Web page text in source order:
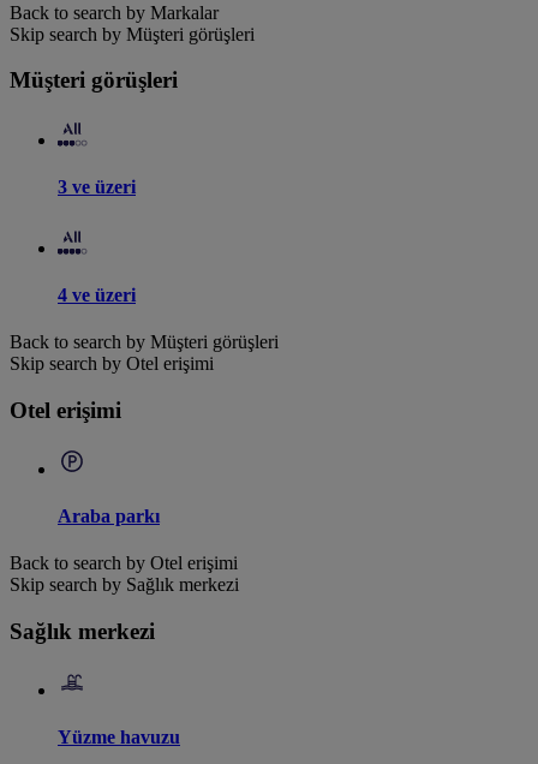
Back to search by Markalar
Skip search by Müşteri görüşleri
Müşteri görüşleri
3 ve üzeri
4 ve üzeri
Back to search by Müşteri görüşleri
Skip search by Otel erişimi
Otel erişimi
Araba parkı
Back to search by Otel erişimi
Skip search by Sağlık merkezi
Sağlık merkezi
Yüzme havuzu